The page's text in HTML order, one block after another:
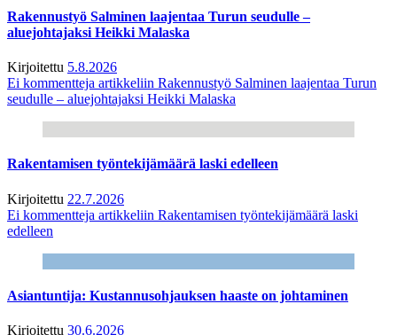
Rakennustyö Salminen laajentaa Turun seudulle –
aluejohtajaksi Heikki Malaska
Kirjoitettu 5.8.2026
Ei kommentteja artikkeliin Rakennustyö Salminen laajentaa Turun
seudulle – aluejohtajaksi Heikki Malaska
Rakentamisen työntekijämäärä laski edelleen
Kirjoitettu 22.7.2026
Ei kommentteja artikkeliin Rakentamisen työntekijämäärä laski
edelleen
Asiantuntija: Kustannusohjauksen haaste on johtaminen
Kirjoitettu 30.6.2026